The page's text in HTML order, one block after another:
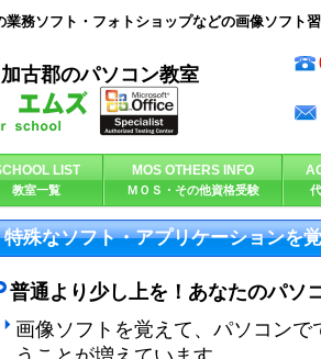
務ソフト・フォトショップなどの画像ソフト
古郡のパソコン教室
特殊なソフト・アプリケーションを
普通より少し上を！あなたのパソ
画像ソフトを覚えて、パソコン
うことが増えています。
LIST
教室一覧
MOS OTHERS INFO
ＭＯＳ・その他資格受験